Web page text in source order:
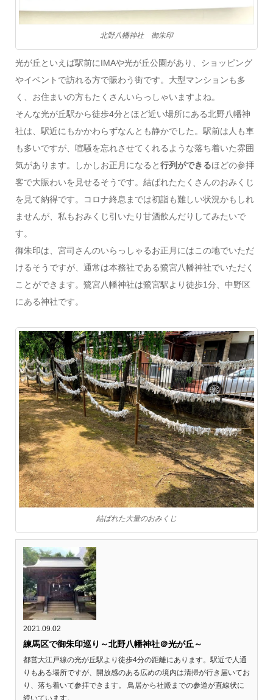
北野八幡神社 御朱印
光が丘といえば駅前にIMAや光が丘公園があり、ショッピング
やイベントで訪れる方で賑わう街です。大型マンションも多
く、お住まいの方もたくさんいらっしゃいますよね。
そんな光が丘駅から徒歩4分とほど近い場所にある北野八幡神
社は、駅近にもかかわらずなんとも静かでした。駅前は人も車
も多いですが、喧騒を忘れさせてくれるような落ち着いた雰囲
気があります。しかしお正月になると行列ができるほどの参拝
客で大賑わいを見せるそうです。結ばれたたくさんのおみくじ
を見て納得です。コロナ終息までは初詣も難しい状況かもしれ
ませんが、私もおみくじ引いたり甘酒飲んだりしてみたいで
す。
御朱印は、宮司さんのいらっしゃるお正月にはこの地でいただ
けるそうですが、通常は本務社である鷺宮八幡神社でいただく
ことができます。鷺宮八幡神社は鷺宮駅より徒歩1分、中野区
にある神社です。
結ばれた大量のおみくじ
2021.09.02
練馬区で御朱印巡り～北野八幡神社＠光が丘～
都営大江戸線の光が丘駅より徒歩4分の距離にあります。駅近で人通
りもある場所ですが、開放感のある広めの境内は清掃が行き届いてお
り、落ち着いて参拝できます。 鳥居から社殿までの参道が直線状に